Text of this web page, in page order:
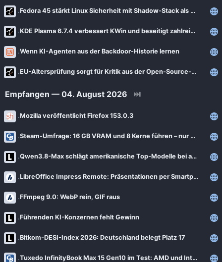
Fedora 45 stärkt Linux Sicherheit mit Shadow-Stack als Standard
KDE Plasma 6.7.4 verbessert KWin und beseitigt zahlreiche Desktop-Probleme
Wenn KI-Agenten aus der Backdoor-Historie lernen
EU-Altersprüfung sorgt für Kritik aus der Open-Source-Community
Empfangen — 04. August 2026 ⏭
Mozilla veröffentlicht Firefox 153.0.3
Steam-Umfrage: 16 GB VRAM und 8 Kerne führen – nur nicht auf dem PC
Qwen3.8-Max schlägt amerikanische Top-Modelle bei agentischer Computernutzung
LibreOffice Impress Remote: Präsentationen per Smartphone steuern
FFmpeg 9.0: WebP rein, GIF raus
Führenden KI-Konzernen fehlt Gewinn
Bitkom-DESI-Index 2026: Deutschland belegt Platz 17
Tuxedo InfinityBook Max 15 Gen10 im Test: AMD und Intel im Linux-Schlagabtausch